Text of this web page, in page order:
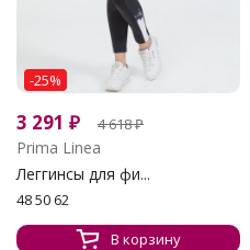
-25%
3 291 ₽ 4 618₽
Prima Linea
Леггинсы для фи...
48 50 62
В корзину